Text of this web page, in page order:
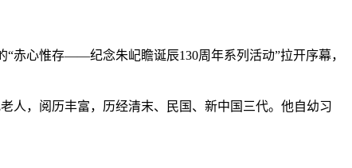
“赤心惟存——纪念朱屺瞻诞辰130周年系列活动”拉开序幕，
人，阅历丰富，历经清末、民国、新中国三代。他自幼习